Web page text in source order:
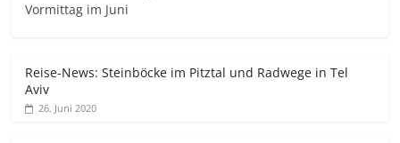
Vormittag im Juni
Reise-News: Steinböcke im Pitztal und Radwege in Tel
Aviv
26. Juni 2020